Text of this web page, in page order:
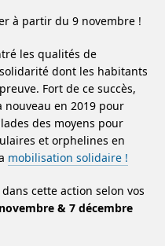
à partir du 9 novembre !
les qualités de
dont les habitants
Fort de ce succès,
nouveau en 2019 pour
des moyens pour
et orphelines en
mobilisation solidaire !
cette action selon vos
& 7 décembre